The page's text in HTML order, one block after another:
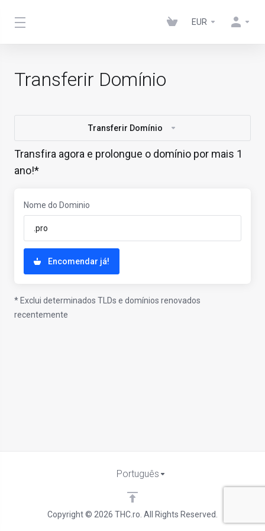
EUR
Transferir Domínio
Transferir Domínio
Transfira agora e prolongue o domínio por mais 1
ano!*
Nome do Dominio
Encomendar já!
* Exclui determinados TLDs e domínios renovados
recentemente
Copyright © 2026 THC.ro. All Rights Reserved.
Português